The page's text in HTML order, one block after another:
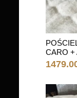
CARO +